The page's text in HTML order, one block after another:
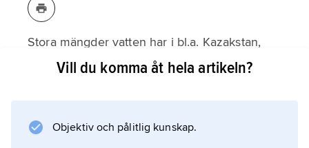
Stora mängder vatten har i bl.a. Kazakstan,
Ryssland och Ukraina avletts från sydgående
havet som följd, i sin tur med vittgående
Vill du komma åt hela artikeln?
Objektiv och pålitlig kunskap.